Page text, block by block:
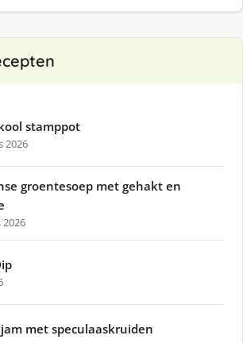
stamppot
2026
groentesoep met gehakt en
met speculaaskruiden